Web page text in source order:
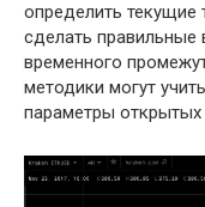
определить текущие
сделать правильные
временного
методики могут
параметры